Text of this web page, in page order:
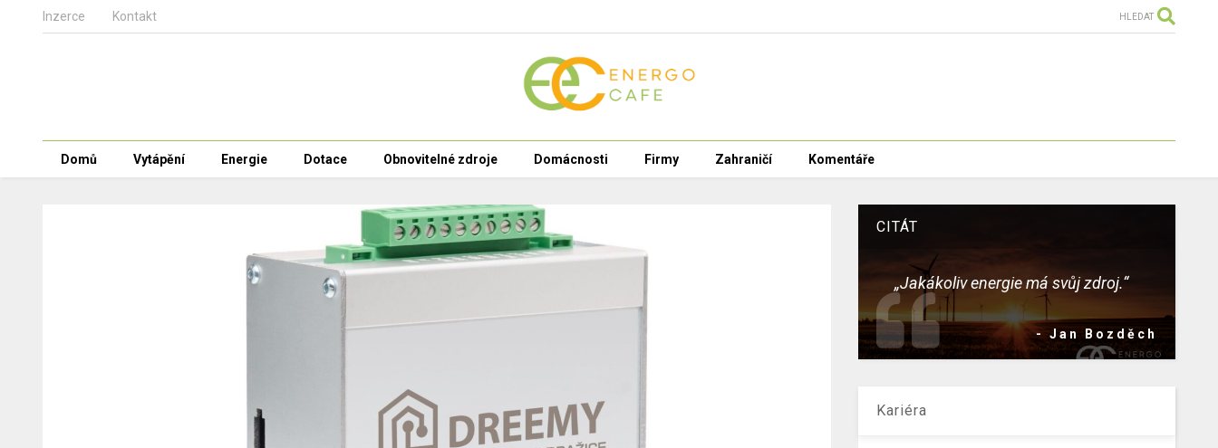
Inzerce Kontakt HLEDAT
Domů Vytápění Energie Dotace Obnovitelné zdroje Domácnosti Firmy Zahraničí Komentáře
CITÁT
„Jakákoliv energie má svůj zdroj.“
- Jan Bozděch
Kariéra